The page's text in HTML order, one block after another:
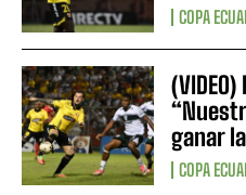
COPA
ganar
COPA